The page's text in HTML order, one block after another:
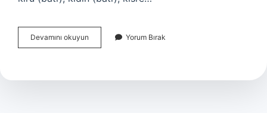
Devamını okuyun
Söylemek
Yorum Bırak